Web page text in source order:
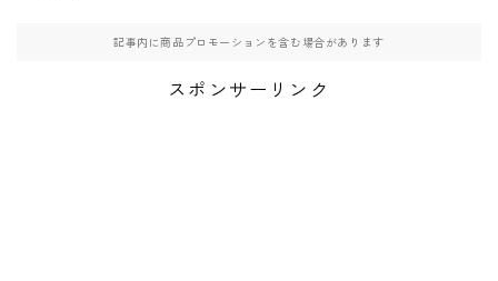
記事内に商品プロモーションを含む場合があります
スポンサーリンク